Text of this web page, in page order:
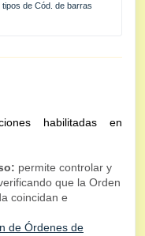
tipos de Cód. de barras
habilitadas en
permite controlar y
que la Orden
coincidan e
de Órdenes de